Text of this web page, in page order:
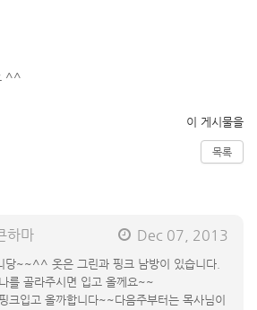
^^
이 게시물을
목록
하마 Dec 07, 2013
당~~^^ 옷은 그린과 핑크 남방이 있습니다.
를 골라주시면 입고 올께요~~
크입고 올까합니다~~다음주부터는 목사님이